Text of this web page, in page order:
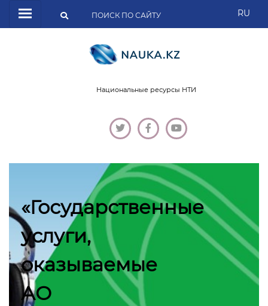
RU
Национальные ресурсы НТИ
«Государственные
услуги,
оказываемые
АО